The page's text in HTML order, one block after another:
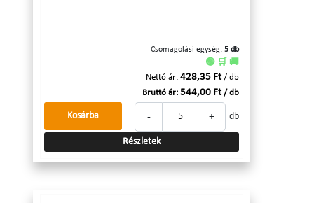
Csomagolási egység: 5 db
🟢 🛒 🚚
Nettó ár: 428,35 Ft / db
Bruttó ár: 544,00 Ft / db
- + db
Kosárba
Részletek